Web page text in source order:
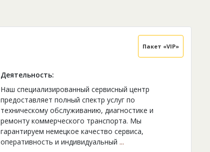
Пакет «VIP»
Деятельность:
Наш специализированный сервисный центр
предоставляет полный спектр услуг по
техническому обслуживанию, диагностике и
ремонту коммерческого транспорта. Мы
гарантируем немецкое качество сервиса,
оперативность и индивидуальный ...